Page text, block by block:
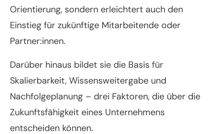
Orientierung, sondern erleichtert auch den
Einstieg für zukünftige Mitarbeitende oder
Partner:innen.
Darüber hinaus bildet sie die Basis für
Skalierbarkeit, Wissensweitergabe und
Nachfolgeplanung – drei Faktoren, die über die
Zukunftsfähigkeit eines Unternehmens
entscheiden können.